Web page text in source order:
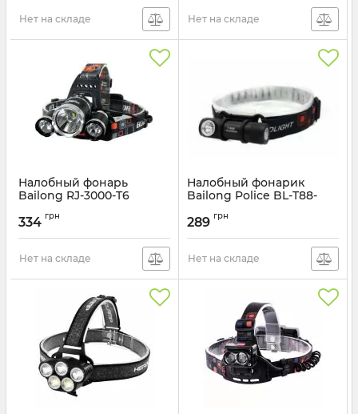
Нет на складе Нет на складе
Налобный фонарь
Bailong RJ-3000-T6
334 грн
Нет на складе
Налобный фонарик
Bailong Police BL-T88-
Артикул:
289 грн
Нет на складе